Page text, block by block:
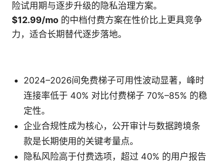
险试用期与逐步升级的隐私治理方案。
$12.99/mo 的中档付费方案在性价比上更具竞争
力，适合长期替代逐步落地。
2024–2026间免费梯子可用性波动显著，峰时
连接率低于 40% 对比付费梯子 70%–85% 的稳
定性。
企业合规性成为核心，公开审计与数据跨境条
款是长期使用的关键考量点。
隐私风险高于付费选项，超过 40% 的用户报告